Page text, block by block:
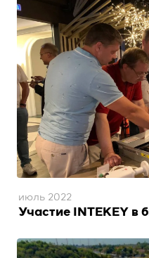
Участие INTEKEY в
июль 2022